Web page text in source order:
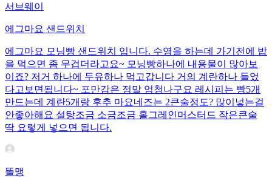
서브웨이
에그마요 샌드위치
에그마요 모닝빵 샌드위치 입니다. 수영을 하는데 가기전에 밥
을 먹으면 좀 무겁더라고요~ 모닝빵하나에 내용물이 많아보
이죠? 저거 하나에 두유하나 먹고갑니다 거의 계란하나 들었
다고보면됩니다~ 포만감은 정말 엄청나구요 레시피는 빵5개
만드는데 계란5개랑 후추 마요네즈는 2큰술정도? 많이넣는걸
안좋아해요 설탕조금 소금조금 홀그레인머스터드 작은큰술
딱 요렇게 넣으면 됩니다.
똘맹